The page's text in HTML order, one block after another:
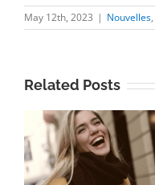
May 12th, 2023 | Nouvelles,
Related Posts